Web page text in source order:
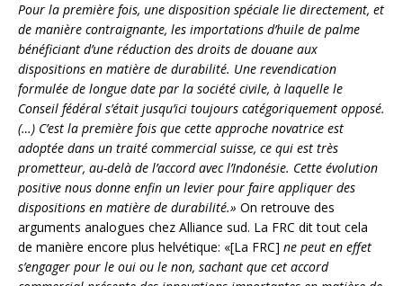
Pour la première fois, une disposition spéciale lie directement, et
de manière contraignante, les importations d’huile de palme
bénéficiant d’une réduction des droits de douane aux
dispositions en matière de durabilité. Une revendication
formulée de longue date par la société civile, à laquelle le
Conseil fédéral s’était jusqu’ici toujours catégoriquement opposé.
(…) C’est la première fois que cette approche novatrice est
adoptée dans un traité commercial suisse, ce qui est très
prometteur, au-delà de l’accord avec l’Indonésie. Cette évolution
positive nous donne enfin un levier pour faire appliquer des
dispositions en matière de durabilité.» On retrouve des
arguments analogues chez Alliance sud. La FRC dit tout cela
de manière encore plus helvétique: «[La FRC] ne peut en effet
s’engager pour le oui ou le non, sachant que cet accord